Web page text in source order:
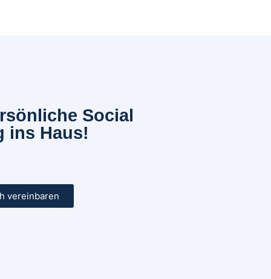
Social
ins Haus!
vereinbaren